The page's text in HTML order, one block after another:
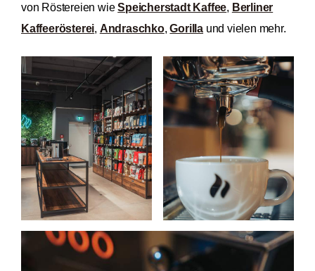
von Röstereien wieSpeicherstadt Kaffee, Berliner
Kaffeerösterei, Andraschko,Gorilla und vielen mehr.